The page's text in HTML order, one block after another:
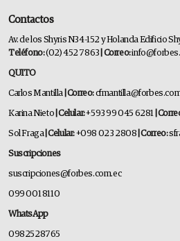
Contactos
Av. de los Shyris N34-152 y Holanda Edificio
Teléfono:(02) 452 7863 | Correo:
QUITO
Carlos Mantilla | Correo:
Karina Nieto | Celular:+593 99 045 6281 |
Sol Fraga | Celular:+098 023 2808 | Correo:
Suscripciones
suscripciones@forbes.com.ec
099 001 8110
WhatsApp
0982528765